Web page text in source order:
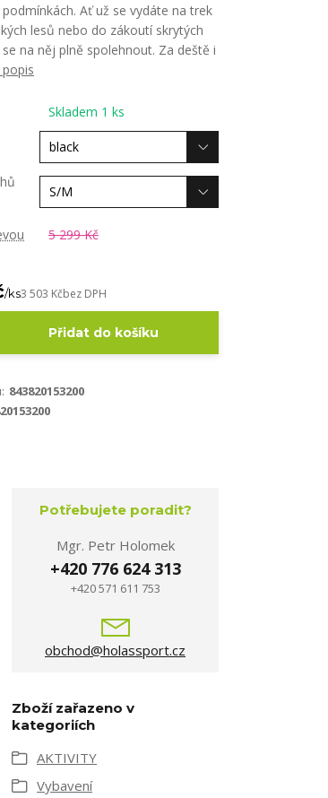
Ať už se vydáte na trek
lesů nebo do zákoutí skrytých
na něj plně spolehnout. Za deště i
popis
Skladem 1 ks
5 299 Kč
/ks3 503 Kčbez DPH
Přidat do košíku
843820153200
Potřebujete poradit?
Mgr. Petr Holomek
+420 776 624 313
+420 571 611 753
obchod@holassport.cz
Zboží zařazeno v
kategoriích
AKTIVITY
Vybavení